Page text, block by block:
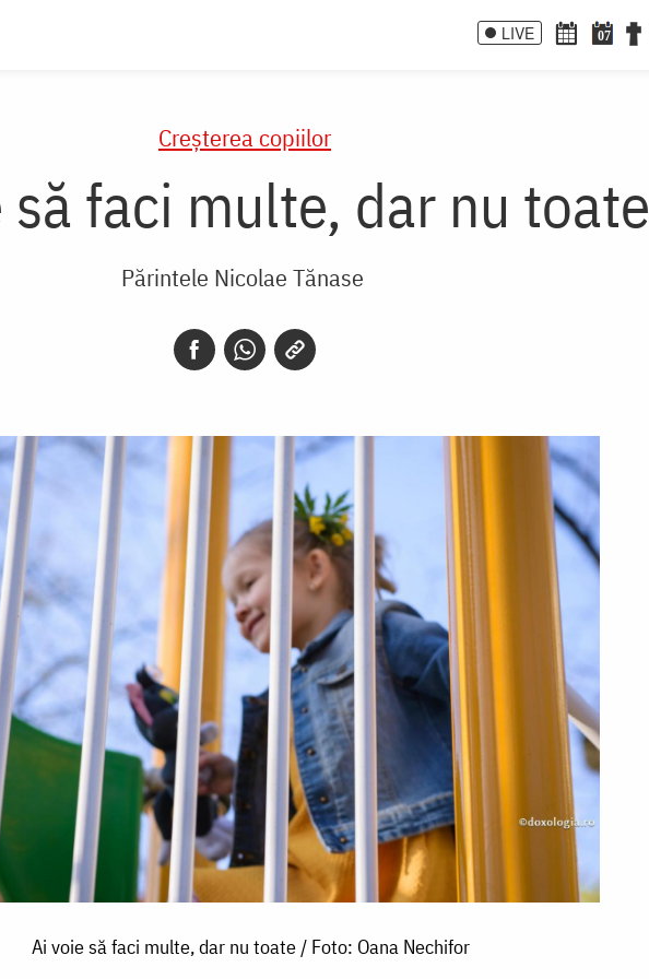
LIVE 07
Creşterea copiilor
să faci multe, dar nu toate
Părintele Nicolae Tănase
Ai voie să faci multe, dar nu toate / Foto: Oana Nechifor